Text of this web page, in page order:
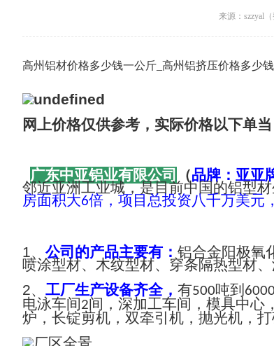
来源：szzyal
高州铝材价格多少钱一公斤_高州铝挤压价格多少
网上价格仅供参考，实际价格以下单
广东中亚铝业有限公司 （品牌：亚亚
邻近亚洲工业城，是目前中国的铝型
房面积大6倍，项目总投资八千万美元
1、 公司的产品主要有： 铝合金阳极氧
喷涂型材、木纹型材、穿条隔热型材
2、 工厂生产设备齐全， 有500吨到 6000
电泳车间2间，深加工车间，模具中心
炉，长锭剪机，双牵引机，抛光机，打